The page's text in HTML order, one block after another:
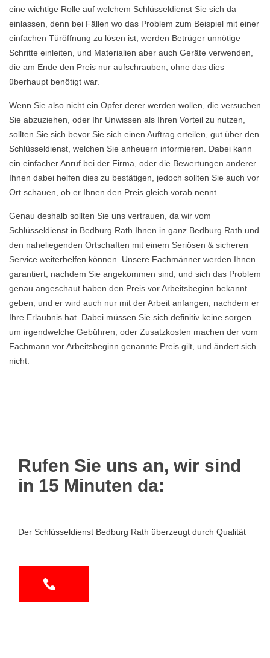
eine wichtige Rolle auf welchem Schlüsseldienst Sie sich da
einlassen, denn bei Fällen wo das Problem zum Beispiel mit einer
einfachen Türöffnung zu lösen ist, werden Betrüger unnötige
Schritte einleiten, und Materialien aber auch Geräte verwenden,
die am Ende den Preis nur aufschrauben, ohne das dies
überhaupt benötigt war.
Wenn Sie also nicht ein Opfer derer werden wollen, die versuchen
Sie abzuziehen, oder Ihr Unwissen als Ihren Vorteil zu nutzen,
sollten Sie sich bevor Sie sich einen Auftrag erteilen, gut über den
Schlüsseldienst, welchen Sie anheuern informieren. Dabei kann
ein einfacher Anruf bei der Firma, oder die Bewertungen anderer
Ihnen dabei helfen dies zu bestätigen, jedoch sollten Sie auch vor
Ort schauen, ob er Ihnen den Preis gleich vorab nennt.
Genau deshalb sollten Sie uns vertrauen, da wir vom
Schlüsseldienst in Bedburg Rath Ihnen in ganz Bedburg Rath und
den naheliegenden Ortschaften mit einem Seriösen & sicheren
Service weiterhelfen können. Unsere Fachmänner werden Ihnen
garantiert, nachdem Sie angekommen sind, und sich das Problem
genau angeschaut haben den Preis vor Arbeitsbeginn bekannt
geben, und er wird auch nur mit der Arbeit anfangen, nachdem er
Ihre Erlaubnis hat. Dabei müssen Sie sich definitiv keine sorgen
um irgendwelche Gebühren, oder Zusatzkosten machen der vom
Fachmann vor Arbeitsbeginn genannte Preis gilt, und ändert sich
nicht.
Rufen Sie uns an, wir sind
in 15 Minuten da:
Der Schlüsseldienst Bedburg Rath überzeugt durch Qualität